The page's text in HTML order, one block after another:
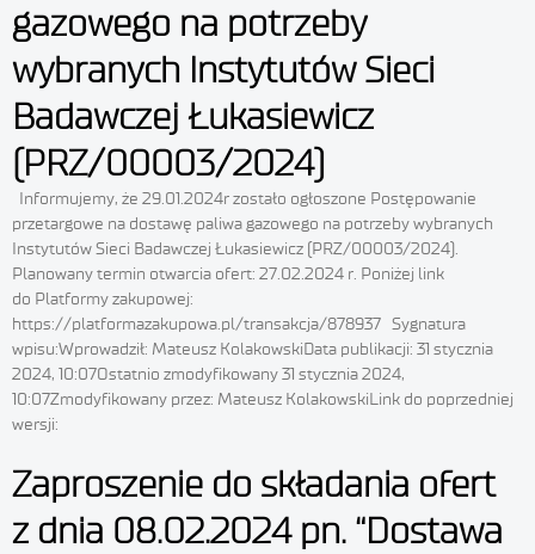
gazowego na potrzeby
wybranych Instytutów Sieci
Badawczej Łukasiewicz
(PRZ/00003/2024)
Informujemy, że 29.01.2024r zostało ogłoszone Postępowanie
przetargowe na dostawę paliwa gazowego na potrzeby wybranych
Instytutów Sieci Badawczej Łukasiewicz (PRZ/00003/2024).
Planowany termin otwarcia ofert: 27.02.2024 r. Poniżej link
do Platformy zakupowej:
https://platformazakupowa.pl/transakcja/878937 Sygnatura
wpisu:Wprowadził: Mateusz KolakowskiData publikacji: 31 stycznia
2024, 10:07Ostatnio zmodyfikowany 31 stycznia 2024,
10:07Zmodyfikowany przez: Mateusz KolakowskiLink do poprzedniej
wersji:
Zaproszenie do składania ofert
z dnia 08.02.2024 pn. “Dostawa